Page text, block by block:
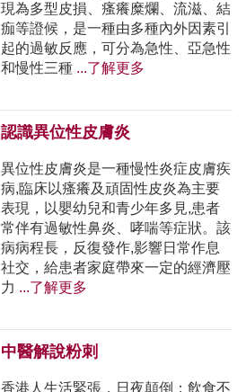
現為多型皮損、瘙癢糜爛、流滋、結
痂等證候，是一種由多種內外因素引
起的過敏反應，可分為急性、亞急性
和慢性三種 ...了解更多
認識異位性皮膚炎
異位性皮膚炎是一種慢性炎症皮膚疾
病,臨床以瘙癢及頑固性皮炎為主要
表現，以嬰幼兒和青少年多見,患者
常伴有過敏性鼻炎、哮喘等症狀。該
病病程長，反復發作,影響日常作息
社交，給患者家庭帶來一定的經濟壓
力 ...了解更多
中醫解說粉刺
香港人生活緊張，日夜顛倒；飲食不